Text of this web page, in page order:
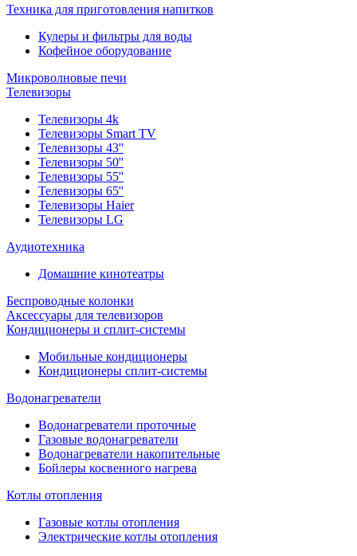
Техника для приготовления напитков
Кулеры и фильтры для воды
Кофейное оборудование
Микроволновые печи
Телевизоры
Телевизоры 4k
Телевизоры Smart TV
Телевизоры 43''
Телевизоры 50''
Телевизоры 55''
Телевизоры 65''
Телевизоры Haier
Телевизоры LG
Аудиотехника
Домашние кинотеатры
Беспроводные колонки
Аксессуары для телевизоров
Кондиционеры и сплит-системы
Мобильные кондиционеры
Кондиционеры сплит-системы
Водонагреватели
Водонагреватели проточные
Газовые водонагреватели
Водонагреватели накопительные
Бойлеры косвенного нагрева
Котлы отопления
Газовые котлы отопления
Электрические котлы отопления